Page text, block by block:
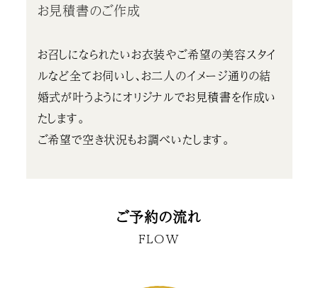
お見積書のご作成
お召しになられたいお衣装やご希望の美容スタイ
ルなど全てお伺いし、お二人のイメージ通りの結
婚式が叶うようにオリジナルでお見積書を作成い
たします。
ご希望で空き状況もお調べいたします。
ご予約の流れ
FLOW